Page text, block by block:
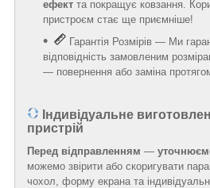
ефект та покращує ковзання.
пристроєм стає ще приємніше!
Гарантія Розмірів — Ми
відповідність замовленим
— повернення або заміна
Індивідуальне
пристрій
Перед відправленням —
можемо звірити або скоригувати
чохол, форму екрана та